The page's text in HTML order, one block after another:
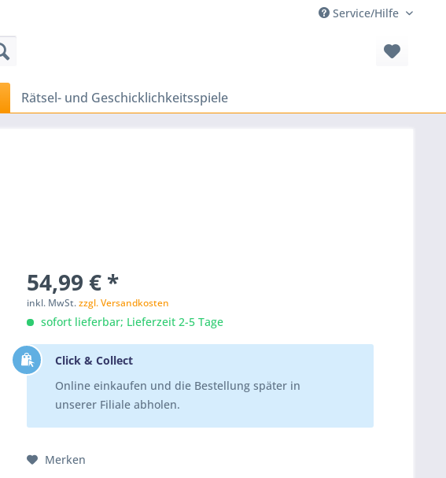
Service/Hilfe
Rätsel- und Geschicklichkeitsspiele
54,99 € *
inkl. MwSt.zzgl. Versandkosten
sofort lieferbar; Lieferzeit 2-5 Tage
Click & Collect
Online einkaufen und die Bestellung später in
unserer Filiale abholen.
Merken